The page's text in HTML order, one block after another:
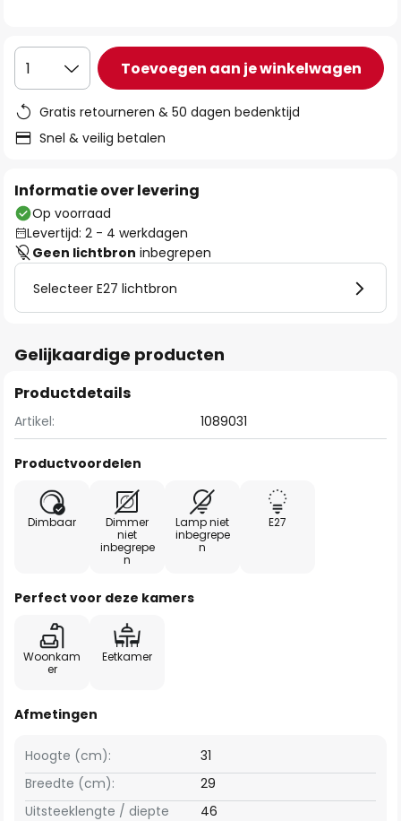
1 Toevoegen aan je winkelwagen
Gratis retourneren & 50 dagen bedenktijd
Snel & veilig betalen
Informatie over levering
Op voorraad
Levertijd: 2 - 4 werkdagen
Geen lichtbron inbegrepen
Selecteer E27 lichtbron
Gelijkaardige producten
Productdetails
Artikel: 1089031
Productvoordelen
Dimbaar
Dimmer
niet
inbegrepe
n
Lamp niet
inbegrepe
n
E27
Perfect voor deze kamers
Woonkam
er
Eetkamer
Afmetingen
Breedte (cm): 29
Hoogte (cm): 31
Uitsteeklengte / diepte
46